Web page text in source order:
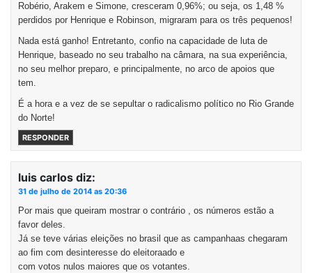
Robério, Arakem e Simone, cresceram 0,96%; ou seja, os 1,48 %
perdidos por Henrique e Robinson, migraram para os três pequenos!
Nada está ganho! Entretanto, confio na capacidade de luta de
Henrique, baseado no seu trabalho na câmara, na sua experiência,
no seu melhor preparo, e principalmente, no arco de apoios que
tem.
É a hora e a vez de se sepultar o radicalismo político no Rio Grande
do Norte!
RESPONDER
luis carlos diz:
31 de julho de 2014 as 20:36
Por mais que queiram mostrar o contrário , os números estão a
favor deles.
Já se teve várias eleições no brasil que as campanhaas chegaram
ao fim com desinteresse do eleitoraado e
com votos nulos maiores que os votantes.